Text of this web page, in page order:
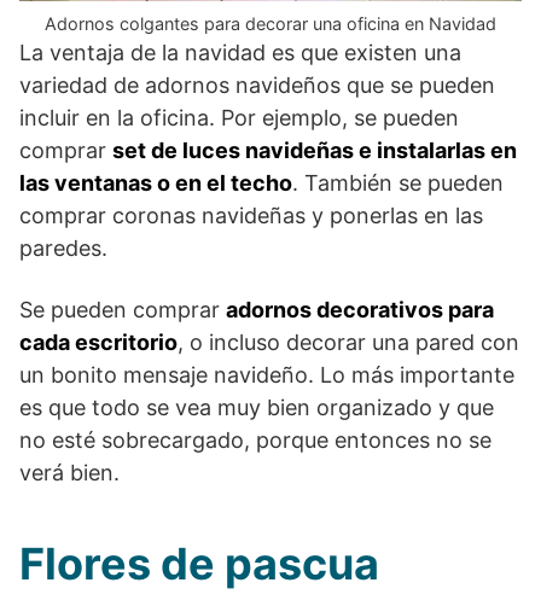
Adornos colgantes para decorar una oficina en Navidad
La ventaja de la navidad es que existen una
variedad de adornos navideños que se pueden
incluir en la oficina. Por ejemplo, se pueden
comprar set de luces navideñas e instalarlas en
las ventanas o en el techo. También se pueden
comprar coronas navideñas y ponerlas en las
paredes.
Se pueden comprar adornos decorativos para
cada escritorio, o incluso decorar una pared con
un bonito mensaje navideño. Lo más importante
es que todo se vea muy bien organizado y que
no esté sobrecargado, porque entonces no se
verá bien.
Flores de pascua